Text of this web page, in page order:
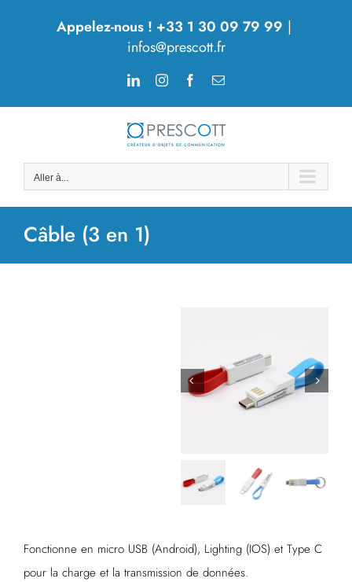
Appelez-nous ! +33 1 30 09 79 99 |
infos@prescott.fr
LinkedInInstagramFacebook
Email
Aller à...
Câble (3 en 1)
Fonctionne en micro USB (Android), Lighting (IOS) et Type C
pour la charge et la transmission de données.